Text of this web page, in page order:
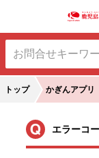
トップ かぎんアプリ
エラーコ